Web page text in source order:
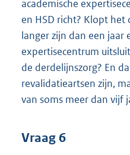
academische
en HSD richt? Klopt
langer zijn dan een jaar
expertisecentrum
de derdelijnszorg? En
revalidatieartsen zijn,
van soms meer dan vijf
Vraag 6